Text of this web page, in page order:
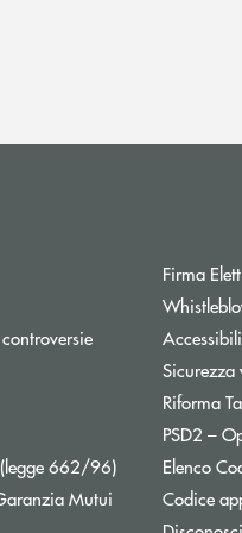
(legge 662/96)Apre una nuova
Mutui
una nuova finestra
Firma
Sicurezza
Riforma
PSD2 –
Elenco
Codice